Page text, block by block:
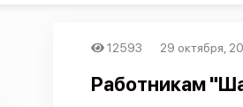
12593 29 октября,
Работникам